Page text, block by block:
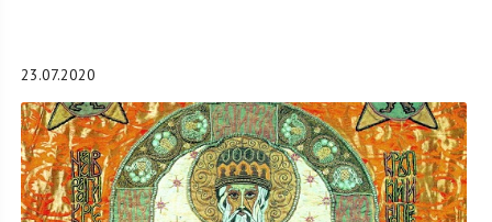
23.07.2020